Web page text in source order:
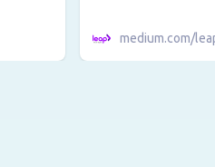
medium.com/